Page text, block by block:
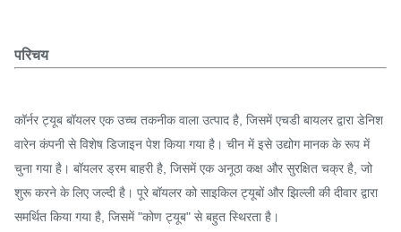
परिचय
कॉर्नर ट्यूब बॉयलर एक उच्च तकनीक वाला उत्पाद है, जिसमें एचडी बायलर द्वारा डेनिश
वारेन कंपनी से विशेष डिजाइन पेश किया गया है। चीन में इसे उद्योग मानक के रूप में
चुना गया है। बॉयलर ड्रम बाहरी है, जिसमें एक अनूठा कक्ष और सुरक्षित चक्र है, जो
शुरू करने के लिए जल्दी है। पूरे बॉयलर को साइकिल ट्यूबों और झिल्ली की दीवार द्वारा
समर्थित किया गया है, जिसमें "कोण ट्यूब" से बहुत स्थिरता है।